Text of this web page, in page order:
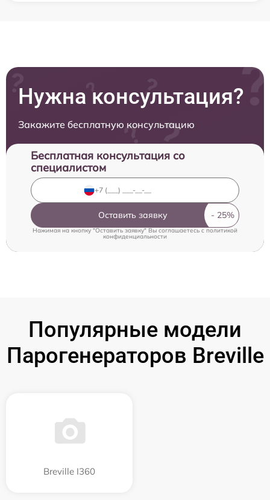
Нужна консультация?
Закажите бесплатную консультацию
Бесплатная консультация со
специалистом
Оставить заявку
Нажимая на кнопку "Оставить заявку" Вы соглашаетесь cполитикой
конфиденциальности
Популярные модели
Парогенераторов Breville
Breville I360